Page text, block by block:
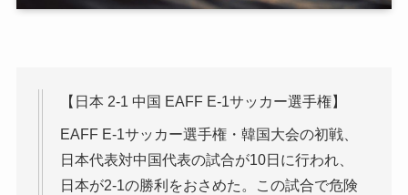
【日本 2-1 中国 EAFF E-1サッカー選手権】
EAFF E-1サッカー選手権・韓国大会の初戦、
日本代表対中国代表の試合が10日に行われ、
日本が2-1の勝利をおさめた。この試合で危険